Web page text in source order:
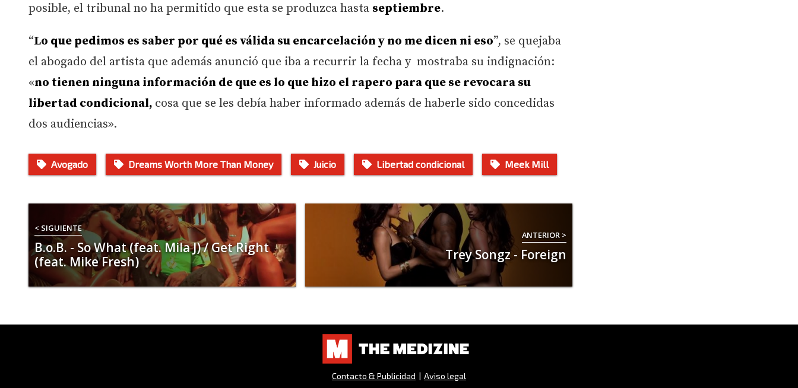
posible, el tribunal no ha permitido que esta se produzca hasta septiembre.
“Lo que pedimos es saber por qué es válida su encarcelación y no me dicen ni eso”, se quejaba
el abogado del artista que además anunció que iba a recurrir la fecha y mostraba su indignación:
«no tienen ninguna información de que es lo que hizo el rapero para que se revocara su
libertad condicional, cosa que se les debía haber informado además de haberle sido concedidas
dos audiencias».
Avogado Dreams Worth More Than Money Juicio Libertad condicional Meek Mill
< SIGUIENTE
B.o.B. - So What (feat. Mila J) / Get Right
(feat. Mike Fresh)
ANTERIOR >
Trey Songz - Foreign
Contacto & Publicidad | Aviso legal